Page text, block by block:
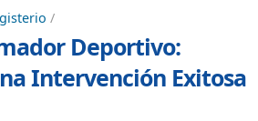
/
Deportivo:
Intervención Exitosa